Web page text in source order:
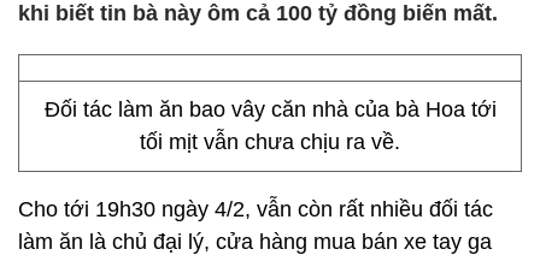
khi biết tin bà này ôm cả 100 tỷ đồng biến mất.
Đối tác làm ăn bao vây căn nhà của bà Hoa tới
tối mịt vẫn chưa chịu ra về.
Cho tới 19h30 ngày 4/2, vẫn còn rất nhiều đối tác
làm ăn là chủ đại lý, cửa hàng mua bán xe tay ga